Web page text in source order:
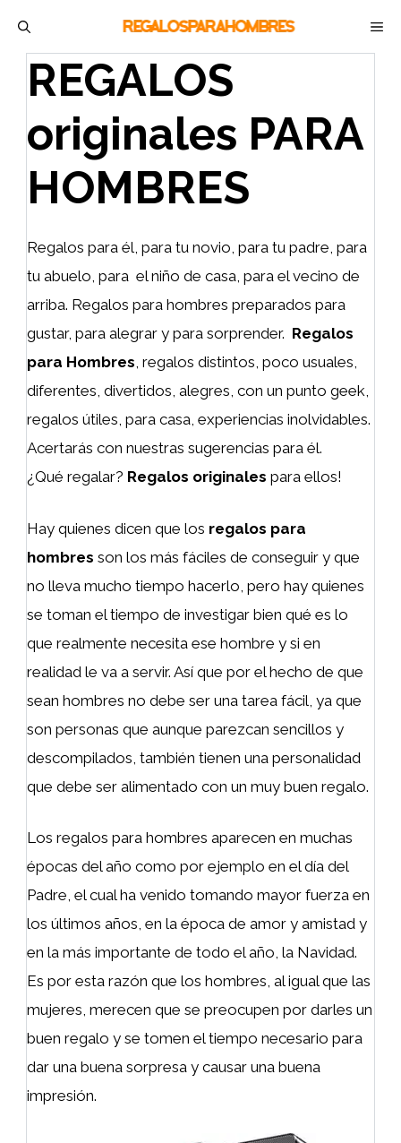
contenido
REGALOS
originales PARA
HOMBRES
Regalos para él, para tu novio, para tu padre, para
tu abuelo, para el niño de casa, para el vecino de
arriba. Regalos para hombres preparados para
gustar, para alegrar y para sorprender. Regalos
para Hombres, regalos distintos, poco usuales,
diferentes, divertidos, alegres, con un punto geek,
regalos útiles, para casa, experiencias inolvidables.
Acertarás con nuestras sugerencias para él.
¿Qué regalar? Regalos originales para ellos!
Hay quienes dicen que los regalos para
hombres son los más fáciles de conseguir y que
no lleva mucho tiempo hacerlo, pero hay quienes
se toman el tiempo de investigar bien qué es lo
que realmente necesita ese hombre y si en
realidad le va a servir. Así que por el hecho de que
sean hombres no debe ser una tarea fácil, ya que
son personas que aunque parezcan sencillos y
descompilados, también tienen una personalidad
que debe ser alimentado con un muy buen regalo.
Los regalos para hombres aparecen en muchas
épocas del año como por ejemplo en el día del
Padre, el cual ha venido tomando mayor fuerza en
los últimos años, en la época de amor y amistad y
en la más importante de todo el año, la Navidad.
Es por esta razón que los hombres, al igual que las
mujeres, merecen que se preocupen por darles un
buen regalo y se tomen el tiempo necesario para
dar una buena sorpresa y causar una buena
impresión.